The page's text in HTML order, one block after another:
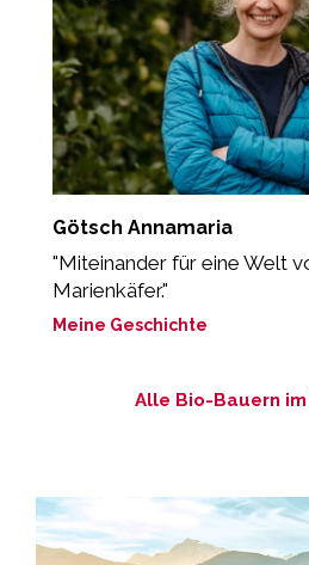
Götsch Annamaria
"Miteinander für eine Welt
Marienkäfer."
Meine Geschichte
Alle Bio-Bauern